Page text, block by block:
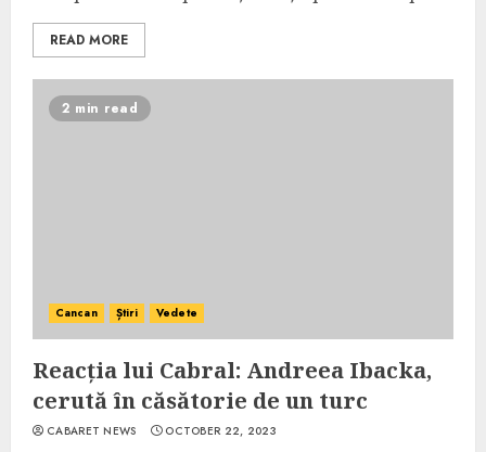
READ MORE
2 min read
Cancan Știri Vedete
Reacția lui Cabral: Andreea Ibacka,
cerută în căsătorie de un turc
CABARET NEWS OCTOBER 22, 2023